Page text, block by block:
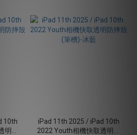
10th
明防
iPad 11th 2025 / iPad 10th
2022 Youth相機快取透明防